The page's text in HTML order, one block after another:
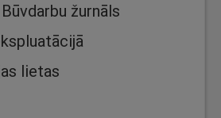
žurnāls
lietas